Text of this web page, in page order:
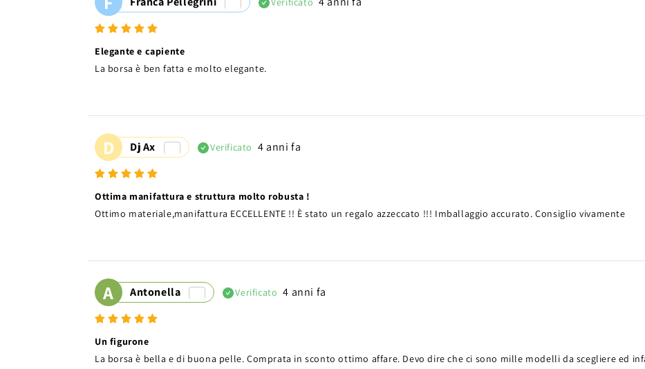
Elegante e capiente
La borsa è ben fatta e molto elegante.
D Dj Ax Verificato 4 anni fa
Ottima manifattura e struttura molto robusta !
Ottimo materiale,manifattura ECCELLENTE !! È stato un regalo azzeccato !!! Imballaggio accurato. Consiglio vivamente
A Antonella Verificato 4 anni fa
Un figurone
La borsa è bella e di buona pelle. Comprata in sconto ottimo affare. Devo dire che ci sono mille modelli da scegliere ed